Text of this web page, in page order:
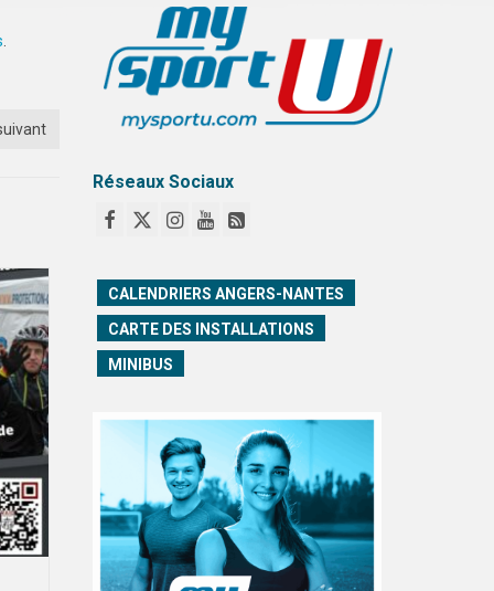
Réseaux Sociaux
CALENDRIERS ANGERS-NANTES
CARTE DES INSTALLATIONS
MINIBUS